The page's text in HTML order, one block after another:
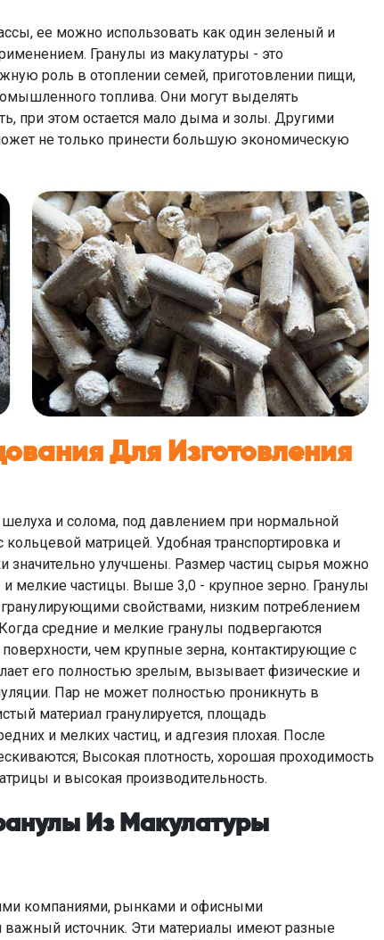
ее можно использовать как один зеленый и
Гранулы из макулатуры - это
роль в отоплении семей, приготовлении пищи,
топлива. Они могут выделять
при этом остается мало дыма и золы. Другими
не только принести большую экономическую
Для Изготовления
и солома, под давлением при нормальной
матрицей. Удобная транспортировка и
значительно улучшены. Размер частиц сырья можно
мелкие частицы. Выше 3,0 - крупное зерно. Гранулы
свойствами, низким потреблением
средние и мелкие гранулы подвергаются
чем крупные зерна, контактирующие с
его полностью зрелым, вызывает физические и
Пар не может полностью проникнуть в
материал гранулируется, площадь
и мелких частиц, и адгезия плохая. После
Высокая плотность, хорошая проходимость
и высокая производительность.
Из Макулатуры
компаниями, рынками и офисными
источник. Эти материалы имеют разные